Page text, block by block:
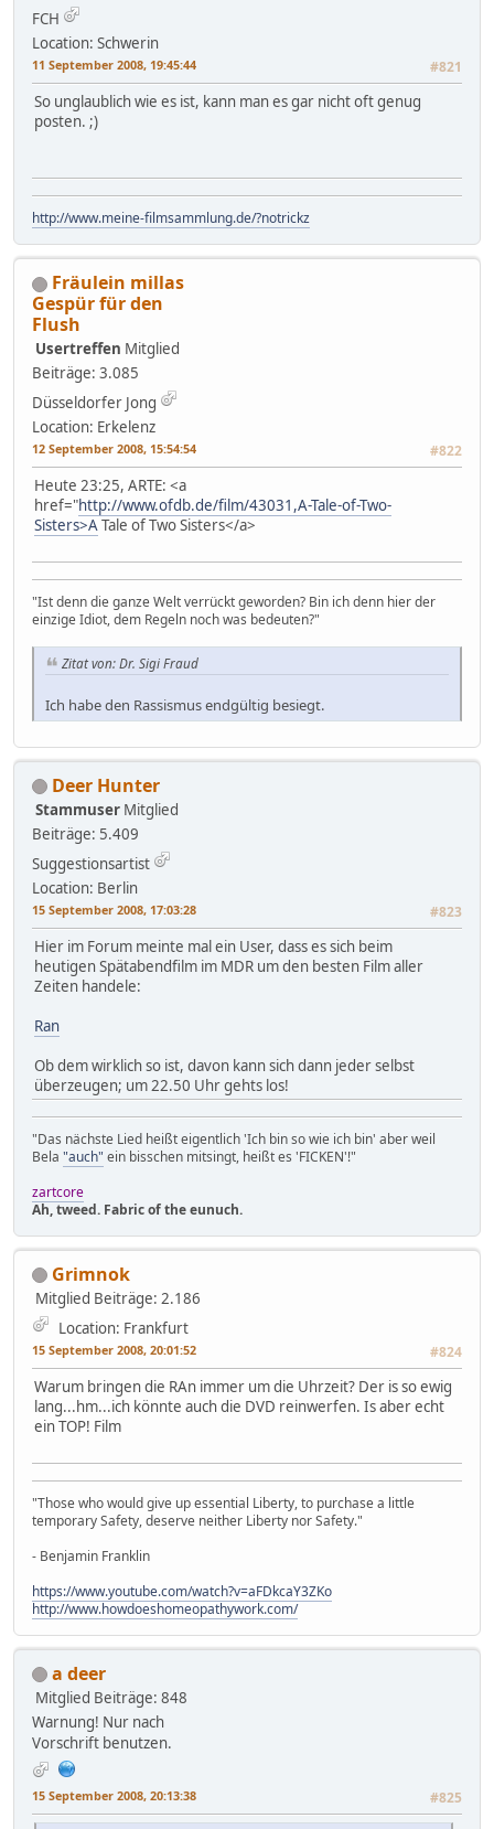
FCH
Location: Schwerin
11 September 2008, 19:45:44 #821
So unglaublich wie es ist, kann man es gar nicht oft genug
posten. ;)
http://www.meine-filmsammlung.de/?notrickz
Fräulein millas
Gespür für den
Flush
Usertreffen Mitglied
Beiträge: 3.085
Düsseldorfer Jong
Location: Erkelenz
12 September 2008, 15:54:54 #822
Heute 23:25, ARTE: <a
href="http://www.ofdb.de/film/43031,A-Tale-of-Two-
Sisters>ATale of Two Sisters</a>
"Ist denn die ganze Welt verrückt geworden? Bin ich denn hier der
einzige Idiot, dem Regeln noch was bedeuten?"
Zitat von: Dr. Sigi Fraud
Ich habe den Rassismus endgültig besiegt.
Deer Hunter
Stammuser Mitglied
Beiträge: 5.409
Suggestionsartist
Location: Berlin
15 September 2008, 17:03:28 #823
Hier im Forum meinte mal ein User, dass es sich beim
heutigen Spätabendfilm im MDR um den besten Film aller
Zeiten handele:
Ran
Ob dem wirklich so ist, davon kann sich dann jeder selbst
überzeugen; um 22.50 Uhr gehts los!
"Das nächste Lied heißt eigentlich 'Ich bin so wie ich bin' aber weil
Bela "auch" ein bisschen mitsingt, heißt es 'FICKEN'!"
zartcore
Ah, tweed. Fabric of the eunuch.
Grimnok
Mitglied Beiträge: 2.186
Location: Frankfurt
15 September 2008, 20:01:52 #824
Warum bringen die RAn immer um die Uhrzeit? Der is so ewig
lang...hm...ich könnte auch die DVD reinwerfen. Is aber echt
ein TOP! Film
"Those who would give up essential Liberty, to purchase a little
temporary Safety, deserve neither Liberty nor Safety."
- Benjamin Franklin
https://www.youtube.com/watch?v=aFDkcaY3ZKo
http://www.howdoeshomeopathywork.com/
a deer
Mitglied Beiträge: 848
Warnung! Nur nach
Vorschrift benutzen.
15 September 2008, 20:13:38 #825